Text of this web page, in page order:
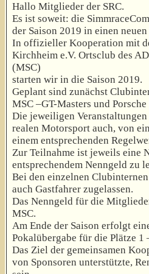
Hallo Mitglieder der SRC.
Es ist soweit: die
der Saison 2019 in einen
In offizieller Kooperation mit
Kirchheim e.V. Ortsclub des
(MSC)
starten wir in die Saison 2019.
Geplant sind zunächst
MSC –GT-Masters und Porsche
Die jeweiligen
realen Motorsport auch, von
einem entsprechenden
Zur Teilnahme ist jeweils eine
entsprechendem Nenngeld zu
Bei den einzelnen
auch Gastfahrer zugelassen.
Das Nenngeld für die
MSC.
Am Ende der Saison erfolgt
Pokalübergabe für die Plätze 1
Das Ziel der gemeinsamen
von Sponsoren unterstützte,